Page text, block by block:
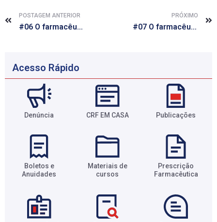
POSTAGEM ANTERIOR
#06 O farmacêutico faz minha vida melhor
PRÓXIMO
#07 O farmacêutico faz minha vida melhor na Gestão
Acesso Rápido
Denúncia CRF EM CASA Publicações
Boletos e
Anuidades​
Materiais de
cursos​
Prescrição
Farmacêutica​